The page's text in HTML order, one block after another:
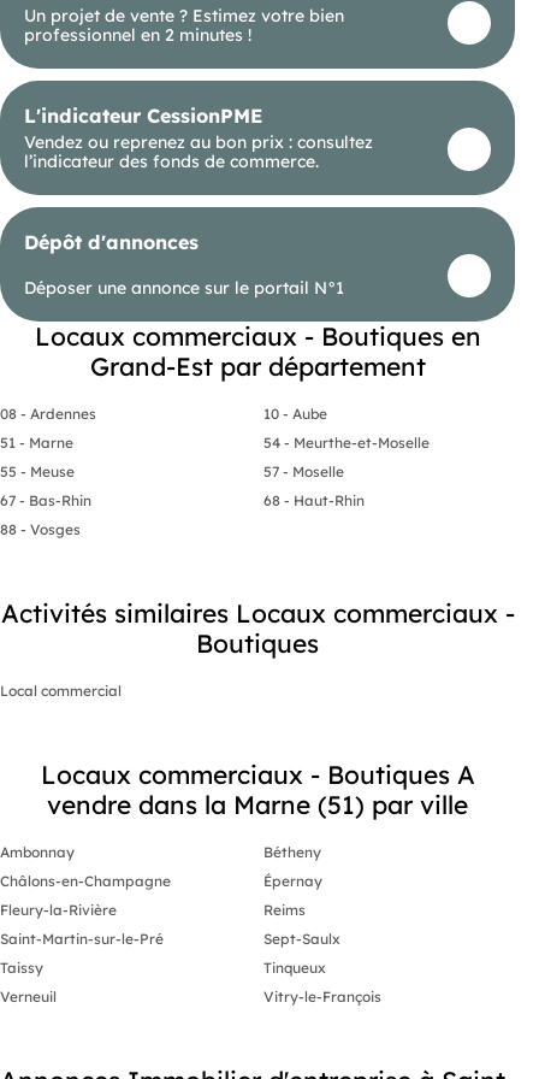
second bâtiment, indépendant, propose au RDC
une entrée et trois bureaux, tandis que l’étage
que des sanitaires. Contactez moi pour tout
visite. Information d'affichage énergétique sur le
bien associé à cette annonce : DPE NS indice et
GES NS indice. (ID 68796), Agent Commercial
mandataire .
Un projet de vente ? Estimez votre bien
professionnel en 2 minutes !
L'indicateur CessionPME
Vendez ou reprenez au bon prix : consultez
l’indicateur des fonds de commerce.
Dépôt d'annonces
Déposer une annonce sur le portail N°1
Locaux commerciaux - Boutiques en
Grand-Est par département
08 - Ardennes
10 - Aube
51 - Marne
54 - Meurthe-et-Moselle
55 - Meuse
57 - Moselle
67 - Bas-Rhin
68 - Haut-Rhin
88 - Vosges
Activités similaires Locaux commerciaux -
Boutiques
Local commercial
Locaux commerciaux - Boutiques A
vendre dans la Marne (51) par ville
Ambonnay
Bétheny
Châlons-en-Champagne
Épernay
Fleury-la-Rivière
Reims
Saint-Martin-sur-le-Pré
Sept-Saulx
Taissy
Tinqueux
Verneuil
Vitry-le-François